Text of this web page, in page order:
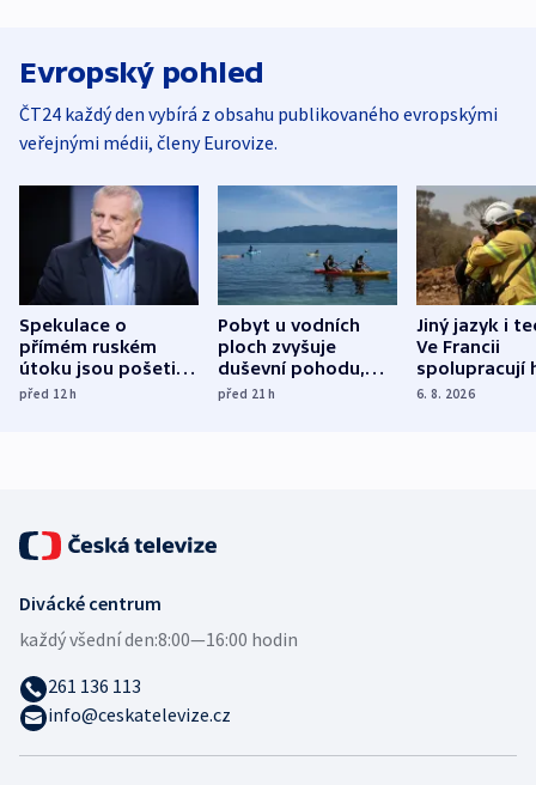
Evropský pohled
ČT24 každý den vybírá z obsahu publikovaného evropskými
veřejnými médii, členy Eurovize.
Spekulace o
přímém ruském
útoku jsou pošetilé,
míní estonský
před 12h
Pobyt u vodních
ploch zvyšuje
duševní pohodu,
ukázala
před 21h
Jiný jazyk i
Ve Francii
spolupracují
různých zemí
6. 8. 2026
Divácké centrum
každý všední den:8:00—16:00 hodin
261 136 113
info@ceskatelevize.cz